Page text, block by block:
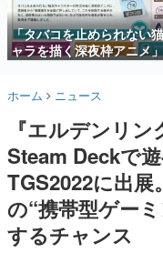
殿堂入り
SNS拡散数
ど。多くの
事をまとめ
名作ゲーム
きます。
赫本
この物語
の形をした
新世代に
これからの
「タバコを止められない
ャラを描く深夜枠アニメ
聴者の一部から批判意見
て、BPOが議論を交わす
ホーム ニュース
『エルデンリ
Steam Deckで
TGS2022に出展
の“携帯型ゲー
するチャンス